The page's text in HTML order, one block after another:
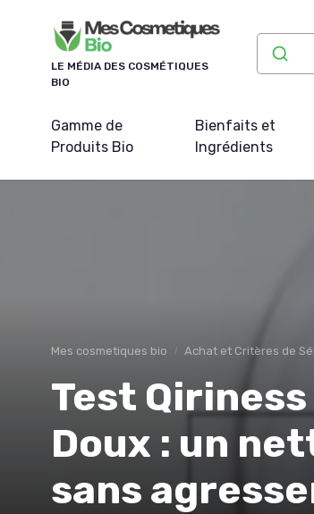
LE MÉDIA DES COSMÉTIQUES
BIO
Gamme de
Produits Bio
Bienfaits et
Ingrédients
Mes cosmetiques bio Achat et Critères de
Test
Doux : un
sans